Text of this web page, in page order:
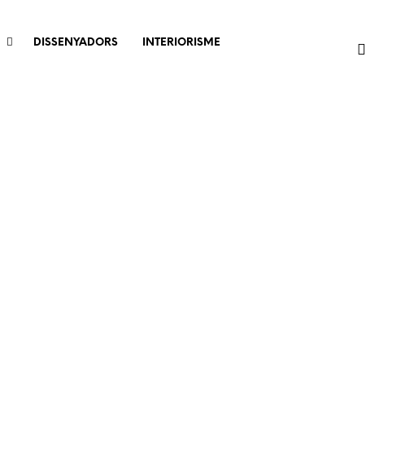
DISSENYADORS
INTERIORISME